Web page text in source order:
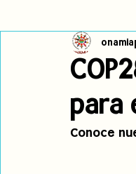
Cambio climático
para
Conoce